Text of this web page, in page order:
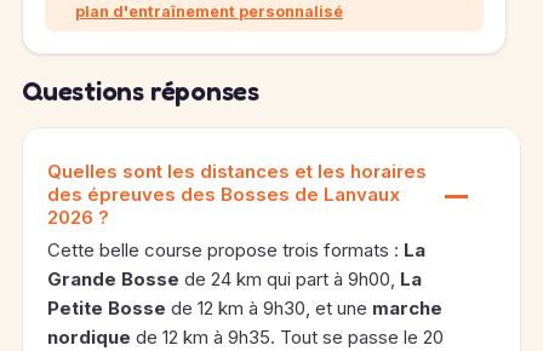
plan d'entraînement personnalisé
Questions réponses
Quelles sont les distances et les horaires
des épreuves des Bosses de Lanvaux
2026 ?
Cette belle course propose trois formats : La
Grande Bosse de 24 km qui part à 9h00, La
Petite Bosse de 12 km à 9h30, et une marche
nordique de 12 km à 9h35. Tout se passe le 20